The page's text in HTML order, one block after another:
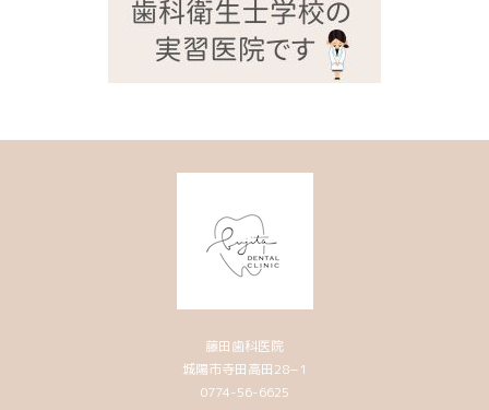
藤田歯科医院
城陽市寺田高田28−1
0774-56-6625